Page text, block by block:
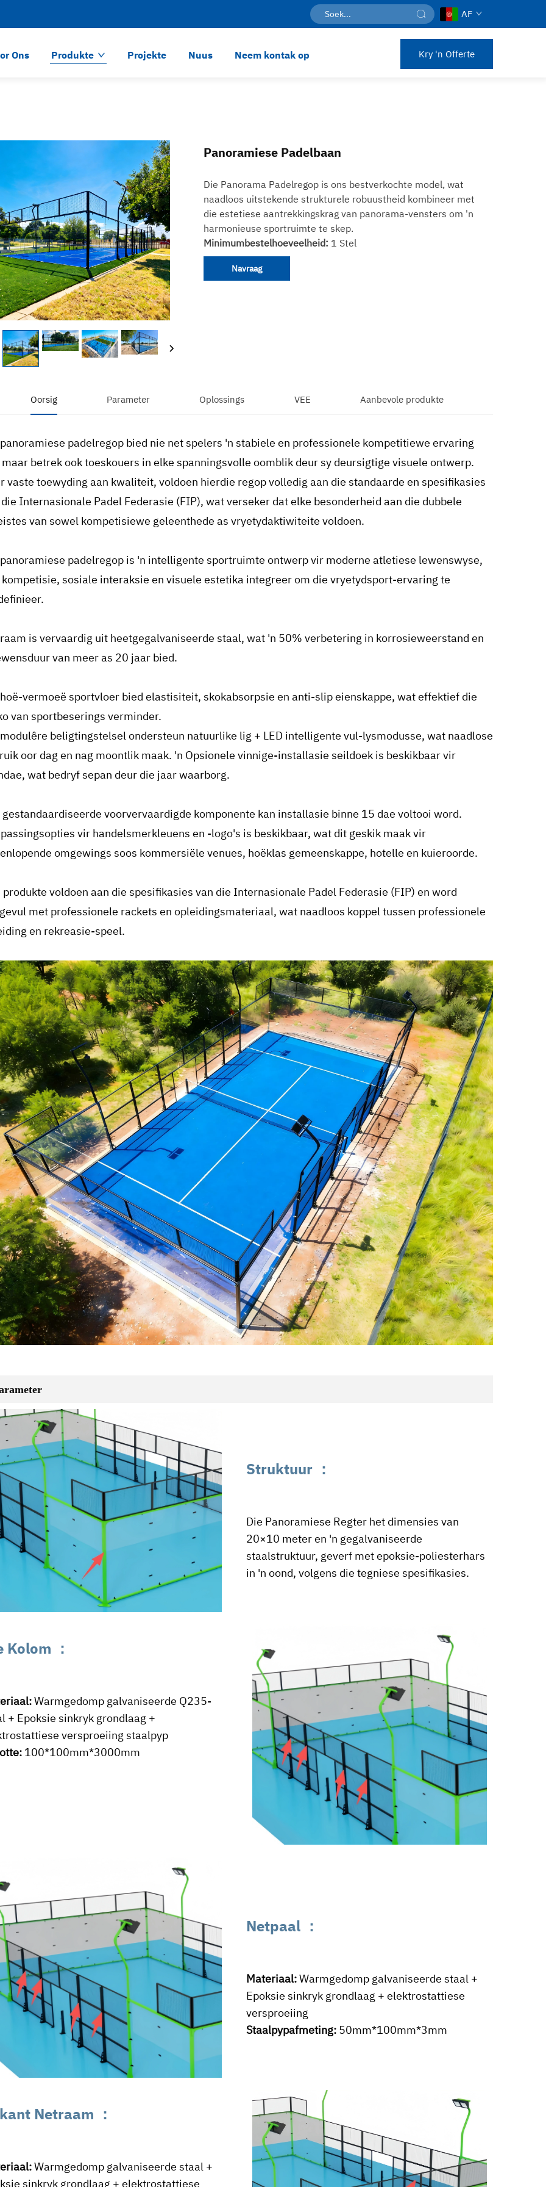
AF
Ons Produkte Projekte Nuus Neem kontak op Kry 'n Offerte
Panoramiese Padelbaan
Die Panorama Padelregop is ons bestverkochte model, wat
naadloos uitstekende strukturele robuustheid kombineer met
die estetiese aantrekkingskrag van panorama-vensters om 'n
harmonieuse sportruimte te skep.
Minimumbestelhoeveelheid: 1 Stel
Navraag
Oorsig Parameter Oplossings VEE Aanbevole produkte
padelregop bied nie net spelers 'n stabiele en professionele kompetitiewe ervaring
betrek ook toeskouers in elke spanningsvolle oomblik deur sy deursigtige visuele ontwerp.
vaste toewyding aan kwaliteit, voldoen hierdie regop volledig aan die standaarde en spesifikasies
Internasionale Padel Federasie (FIP), wat verseker dat elke besonderheid aan die dubbele
van sowel kompetisiewe geleenthede as vryetydaktiwiteite voldoen.
padelregop is 'n intelligente sportruimte ontwerp vir moderne atletiese lewenswyse,
sosiale interaksie en visuele estetika integreer om die vryetydsport-ervaring te
is vervaardig uit heetgegalvaniseerde staal, wat 'n 50% verbetering in korrosieweerstand en
van meer as 20 jaar bied.
vermoeë sportvloer bied elastisiteit, skokabsorpsie en anti-slip eienskappe, wat effektief die
van sportbeserings verminder.
beligtingstelsel ondersteun natuurlike lig + LED intelligente vul-lysmodusse, wat naadlose
oor dag en nag moontlik maak. 'n Opsionele vinnige-installasie seildoek is beskikbaar vir
wat bedryf sepan deur die jaar waarborg.
gestandaardiseerde voorvervaardigde komponente kan installasie binne 15 dae voltooi word.
vir handelsmerkleuens en -logo's is beskikbaar, wat dit geskik maak vir
omgewings soos kommersiële venues, hoëklas gemeenskappe, hotelle en kuieroorde.
voldoen aan die spesifikasies van die Internasionale Padel Federasie (FIP) en word
met professionele rackets en opleidingsmateriaal, wat naadloos koppel tussen professionele
en rekreasie-speel.
Struktuur ：
Die Panoramiese Regter het dimensies van
20×10 meter en 'n gegalvaniseerde
staalstruktuur, geverf met epoksie-poliesterhars
in 'n oond, volgens die tegniese spesifikasies.
Kolom ：
Warmgedomp galvaniseerde Q235-
+ Epoksie sinkryk grondlaag +
versproeiing staalpyp
100*100mm*3000mm
Netpaal ：
Materiaal:Warmgedomp galvaniseerde staal +
Epoksie sinkryk grondlaag + elektrostattiese
versproeiing
Staalpypafmeting: 50mm*100mm*3mm
Netraam ：
Warmgedomp galvaniseerde staal +
sinkryk grondlaag + elektrostattiese